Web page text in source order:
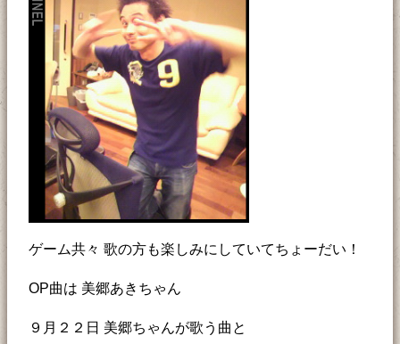
ゲーム共々 歌の方も楽しみにしていてちょーだい！
OP曲は 美郷あきちゃん
９月２２日 美郷ちゃんが歌う曲と